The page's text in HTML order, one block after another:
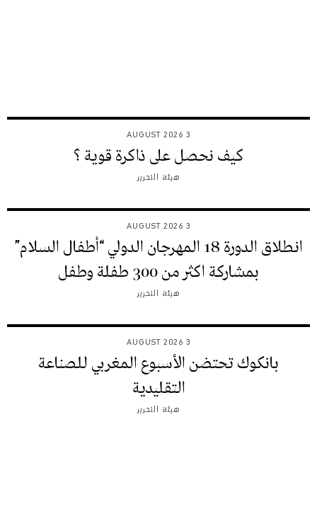
3 AUGUST 2026
كيف نحصل على ذاكرة قوية ؟
هيئة التحرير
3 AUGUST 2026
انطلاق الدورة 18 المهرجان الدولي “أطفال السلام”
بمشاركة اكثر من 300 طفلة وطفل
هيئة التحرير
3 AUGUST 2026
بانكوك تحتضن الأسبوع المغربي للصناعة
التقليدية
هيئة التحرير